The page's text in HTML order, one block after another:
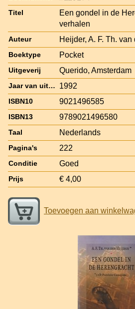
Titel
Een gondel in de
verhalen
Auteur Heijder, A. F. Th. van
Boektype Pocket
Uitgeverij Querido, Amsterdam
Jaar van uitgave 1992
ISBN10 9021496585
ISBN13 9789021496580
Taal Nederlands
Pagina's 222
Conditie Goed
Prijs € 4,00
Toevoegen aan